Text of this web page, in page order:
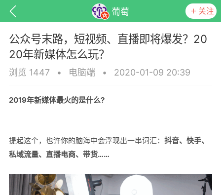
葡萄 关注
百问百答 产品服务
公众号末路，短视频、直播即将爆发？20
20年新媒体怎么玩？
浏览 1447 • 电脑端 • 2020-01-09 20:39
2019年新媒体最火的是什么?
提起这个，也许你的脑海中会浮现出一串词汇： 抖音、快手、
私域流量、直播电商、带货……